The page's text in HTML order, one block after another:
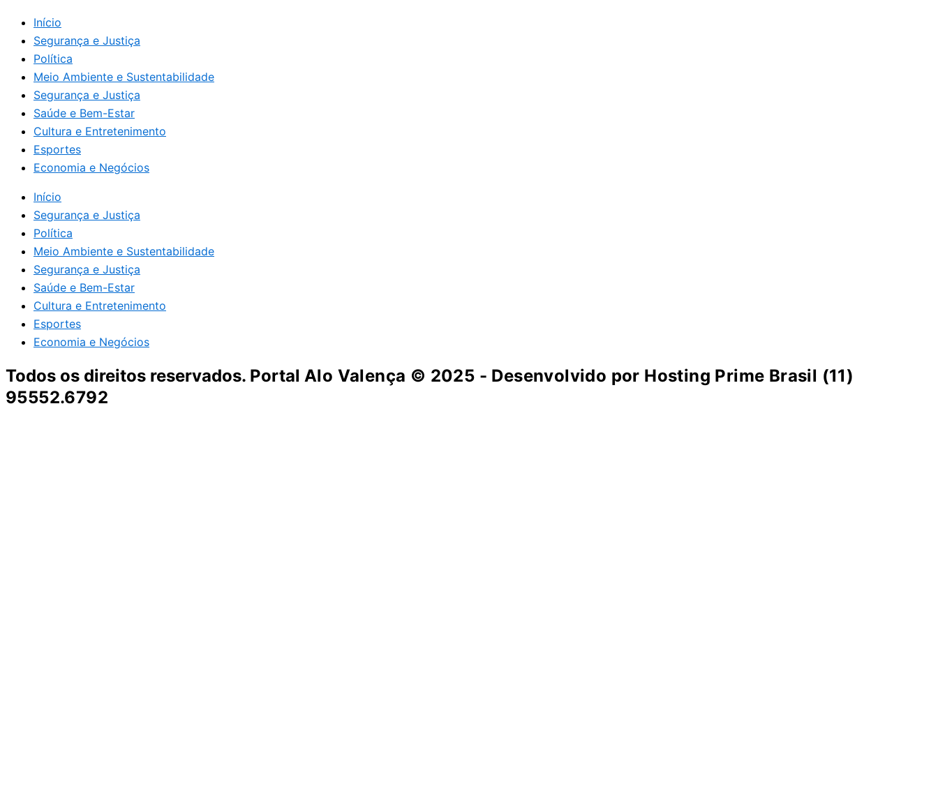
Início
Segurança e Justiça
Política
Meio Ambiente e Sustentabilidade
Segurança e Justiça
Saúde e Bem-Estar
Cultura e Entretenimento
Esportes
Economia e Negócios
Início
Segurança e Justiça
Política
Meio Ambiente e Sustentabilidade
Segurança e Justiça
Saúde e Bem-Estar
Cultura e Entretenimento
Esportes
Economia e Negócios
Todos os direitos reservados. Portal Alo Valença © 2025 - Desenvolvido por Hosting Prime Brasil (11)
95552.6792